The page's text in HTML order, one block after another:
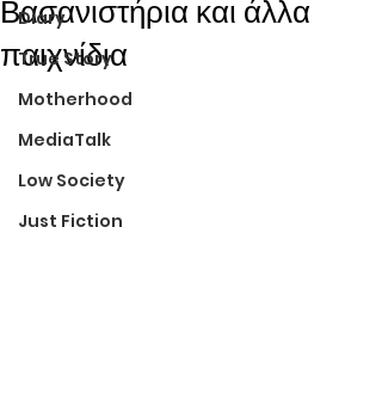
Diary
True Story
Motherhood
MediaTalk
Low Society
Just Fiction
Βασανιστήρια και άλλα
παιχνίδια